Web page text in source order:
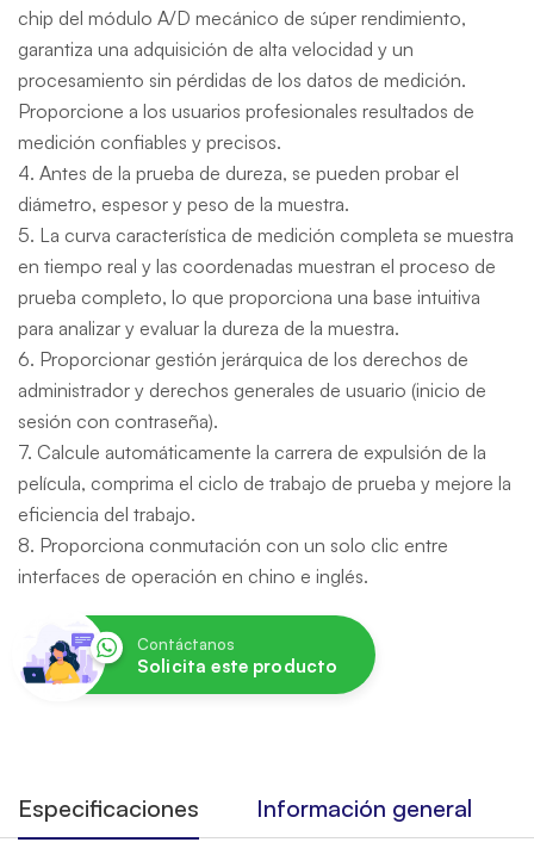
chip del módulo A/D mecánico de súper rendimiento,
garantiza una adquisición de alta velocidad y un
procesamiento sin pérdidas de los datos de medición.
Proporcione a los usuarios profesionales resultados de
medición confiables y precisos.
4. Antes de la prueba de dureza, se pueden probar el
diámetro, espesor y peso de la muestra.
5. La curva característica de medición completa se muestra
en tiempo real y las coordenadas muestran el proceso de
prueba completo, lo que proporciona una base intuitiva
para analizar y evaluar la dureza de la muestra.
6. Proporcionar gestión jerárquica de los derechos de
administrador y derechos generales de usuario (inicio de
sesión con contraseña).
7. Calcule automáticamente la carrera de expulsión de la
película, comprima el ciclo de trabajo de prueba y mejore la
eficiencia del trabajo.
8. Proporciona conmutación con un solo clic entre
interfaces de operación en chino e inglés.
Contáctanos
Solicita este producto
Especificaciones Información general